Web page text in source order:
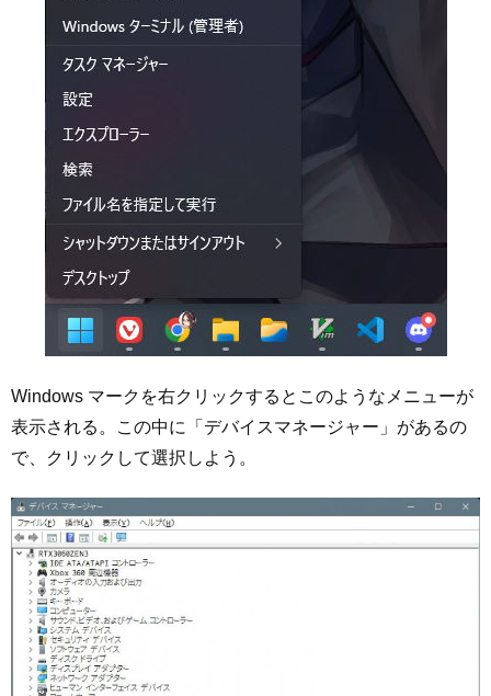
Windows マークを右クリックするとこのようなメニューが
表示される。この中に「デバイスマネージャー」があるの
で、クリックして選択しよう。